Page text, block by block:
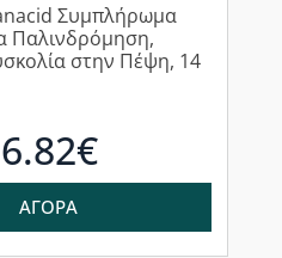
Συμπλήρωμα
Παλινδρόμηση,
στην Πέψη, 14
6.82€
ΑΓΟΡΑ